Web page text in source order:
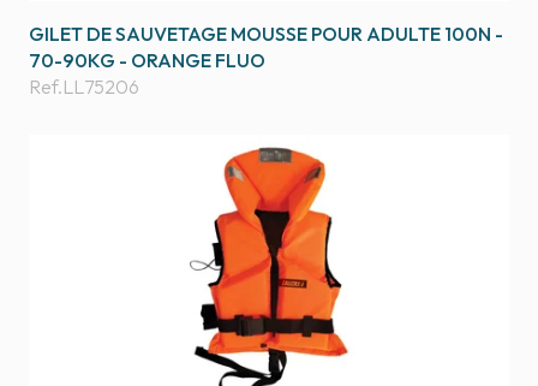
GILET DE SAUVETAGE MOUSSE POUR ADULTE 100N -
70-90KG - ORANGE FLUO
Ref.LL75206